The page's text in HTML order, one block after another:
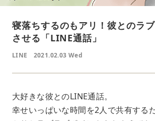
寝落ちするのもアリ！彼とのラ
させる「LINE通話」
LINE 2021.02.03 Wed
大好きな彼とのLINE通話。
幸せいっぱいな時間を2人で共有する